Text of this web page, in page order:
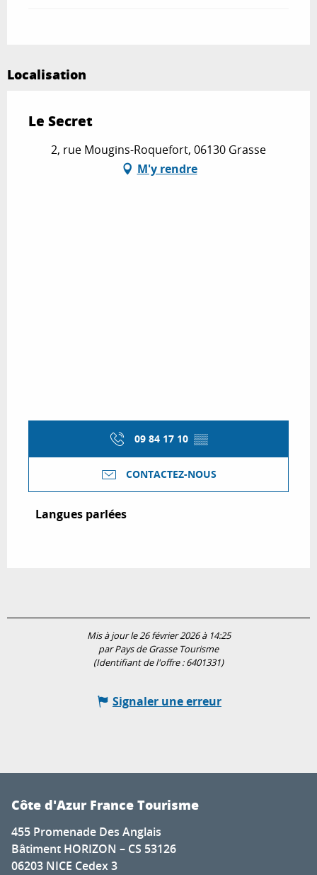
Localisation
Le Secret
2, rue Mougins-Roquefort, 06130 Grasse
M'y rendre
09 84 17 10 ▒▒
CONTACTEZ-NOUS
Langues parlées
Langues parlées
Mis à jour le 26 février 2026 à 14:25
par Pays de Grasse Tourisme
(Identifiant de l'offre :6401331)
Signaler une erreur
Côte d'Azur France Tourisme
455 Promenade Des Anglais
Bâtiment HORIZON – CS 53126
06203 NICE Cedex 3